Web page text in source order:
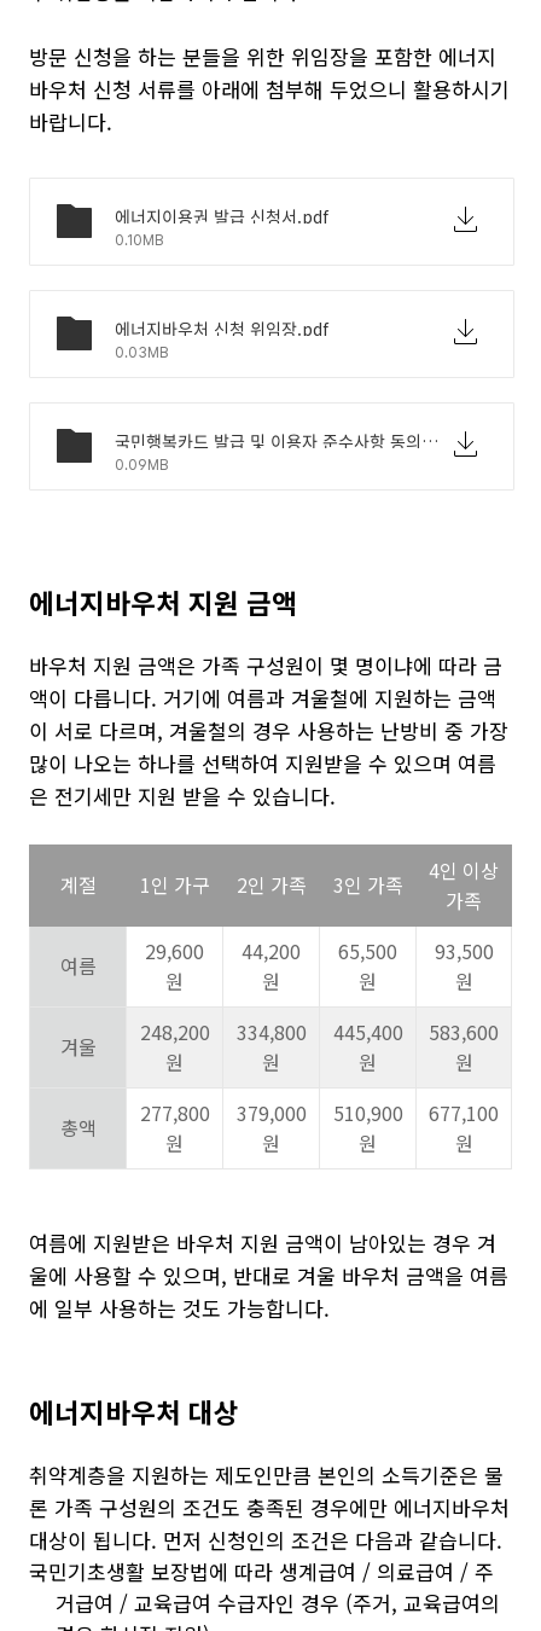
방문 신청을 하는 분들을 위한 위임장을 포함한 에너지
바우처 신청 서류를 아래에 첨부해 두었으니 활용하시기
바랍니다.
에너지이용권 발급 신청서.pdf
0.10MB
에너지바우처 신청 위임장.pdf
0.03MB
국민행복카드 발급 및 이용자 준수사항 동의서.pdf
0.09MB
에너지바우처 지원 금액
바우처 지원 금액은 가족 구성원이 몇 명이냐에 따라 금
액이 다릅니다. 거기에 여름과 겨울철에 지원하는 금액
이 서로 다르며, 겨울철의 경우 사용하는 난방비 중 가장
많이 나오는 하나를 선택하여 지원받을 수 있으며 여름
은 전기세만 지원 받을 수 있습니다.
계절 1인 가구 2인 가족 3인 가족
4인 이상
가족
여름
29,600
원
44,200
원
65,500
원
93,500
원
겨울
248,200
원
334,800
원
445,400
원
583,600
원
총액
277,800
원
379,000
원
510,900
원
677,100
원
여름에 지원받은 바우처 지원 금액이 남아있는 경우 겨
울에 사용할 수 있으며, 반대로 겨울 바우처 금액을 여름
에 일부 사용하는 것도 가능합니다.
에너지바우처 대상
취약계층을 지원하는 제도인만큼 본인의 소득기준은 물
론 가족 구성원의 조건도 충족된 경우에만 에너지바우처
대상이 됩니다. 먼저 신청인의 조건은 다음과 같습니다.
국민기초생활 보장법에 따라 생계급여 / 의료급여 / 주
거급여 / 교육급여 수급자인 경우 (주거, 교육급여의